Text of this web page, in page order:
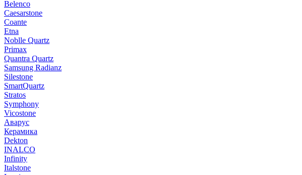
Belenco
Caesarstone
Coante
Etna
Noblle Quartz
Primax
Quantra Quartz
Samsung Radianz
Silestone
SmartQuartz
Stratos
Symphony
Vicostone
Аварус
Керамика
Dekton
INALCO
Infinity
Italstone